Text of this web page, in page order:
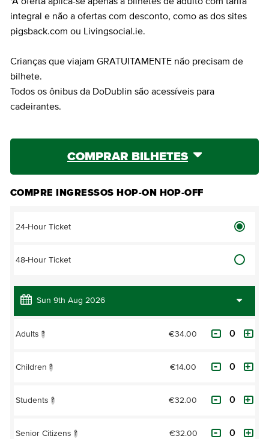
integral e não a ofertas com desconto, como as dos sites
pigsback.com ou Livingsocial.ie.
Crianças que viajam GRATUITAMENTE não precisam de
bilhete.
Todos os ônibus da DoDublin são acessíveis para
cadeirantes.
COMPRAR BILHETES
COMPRE INGRESSOS HOP-ON HOP-OFF
24-Hour Ticket
48-Hour Ticket
Adults ? €34.00
Children ? €14.00
Students ? €32.00
Senior Citizens ? €32.00